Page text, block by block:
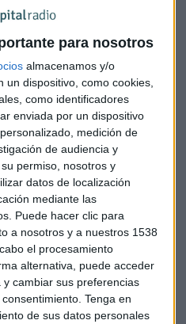
para nosotros
almacenamos y/o
dispositivo, como cookies,
como identificadores
enviada por un dispositivo
medición de
de audiencia y
permiso, nosotros y
datos de localización
mediante las
Puede hacer clic para
a nosotros y a nuestros 1538
el procesamiento
alternativa, puede acceder
cambiar sus preferencias
Tenga en
de sus datos personales
de presentación de
los datos de la banca de
sorprendieron por su fuerte
La directora de análisis en
que “el entorno sigue
variableporque la
continúa a medida que se
factores que ralentizan la
también hace que no sea
que generaría más
en bolsa y en renta
ayuda a tranquilizar a los
a los inversores que
estas correcciones que se